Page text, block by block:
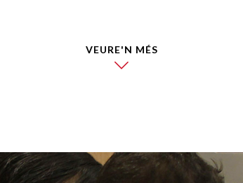
VEURE'N MÉS